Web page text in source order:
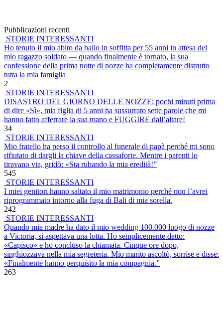
Pubblicazioni recenti
STORIE INTERESSANTI
Ho tenuto il mio abito da ballo in soffitta per 55 anni in attesa del
mio ragazzo soldato — quando finalmente è tornato, la sua
confessione della prima notte di nozze ha completamente distrutto
tutta la mia famiglia
2
STORIE INTERESSANTI
DISASTRO DEL GIORNO DELLE NOZZE: pochi minuti prima
di dire «Sì», mia figlia di 5 anni ha sussurrato sette parole che mi
hanno fatto afferrare la sua mano e FUGGIRE dall’altare!
34
STORIE INTERESSANTI
Mio fratello ha perso il controllo al funerale di papà perché mi sono
rifiutato di dargli la chiave della cassaforte. Mentre i parenti lo
tiravano via, gridò: «Sta rubando la mia eredità!”
545
STORIE INTERESSANTI
I miei genitori hanno saltato il mio matrimonio perché non l’avrei
riprogrammato intorno alla fuga di Bali di mia sorella.
242
STORIE INTERESSANTI
Quando mia madre ha dato il mio wedding 100.000 luogo di nozze
a Victoria, si aspettava una lotta. Ho semplicemente detto:
«Capisco» e ho concluso la chiamata. Cinque ore dopo,
singhiozzava nella mia segreteria. Mio marito ascoltò, sorrise e disse:
«Finalmente hanno perquisito la mia compagnia.”
263